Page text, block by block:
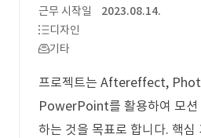
근무 시작일
2023.08.14.
디자인
기타
프로젝트는 Aftereffect,
PowerPoint를 활용하여 모션
하는 것을 목표로 합니다. 핵심